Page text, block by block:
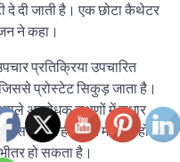
दे दी जाती है। एक छोटा कैथेटर
ने कहा।
प्रतिक्रिया उपचारित
प्रोस्टेट सिकुड़ जाता है।
अवरोधक लक्षणों में सुधार
सप्ताह में ही राहत महसूस होने
हो सकता है।